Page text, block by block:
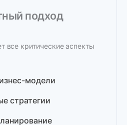
подход
все критические аспекты
модели
стратегии